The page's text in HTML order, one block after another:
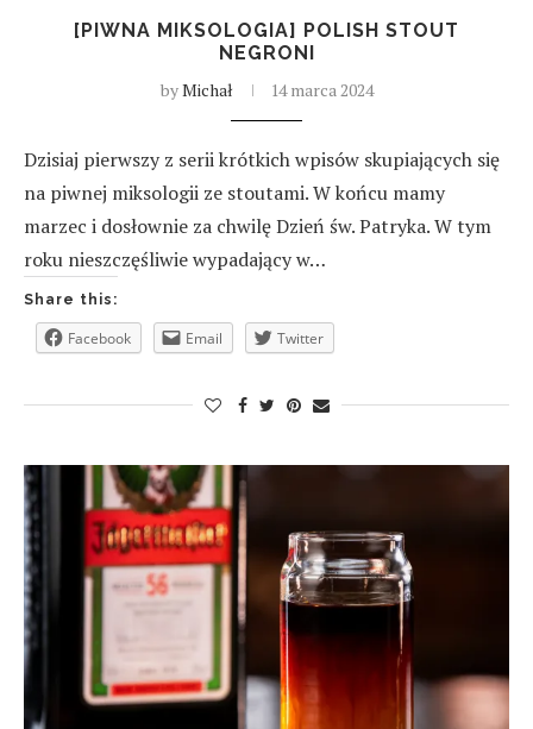
[PIWNA MIKSOLOGIA] POLISH STOUT
NEGRONI
byMichał 14 marca 2024
Dzisiaj pierwszy z serii krótkich wpisów skupiających się
na piwnej miksologii ze stoutami. W końcu mamy
marzec i dosłownie za chwilę Dzień św. Patryka. W tym
roku nieszczęśliwie wypadający w…
Share this:
Facebook Email Twitter